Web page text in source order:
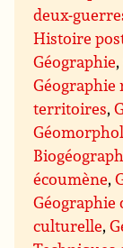
deux-
Histoire
Géographie,
Géographie
territoires,
écoumène,
Géographie
culturelle,